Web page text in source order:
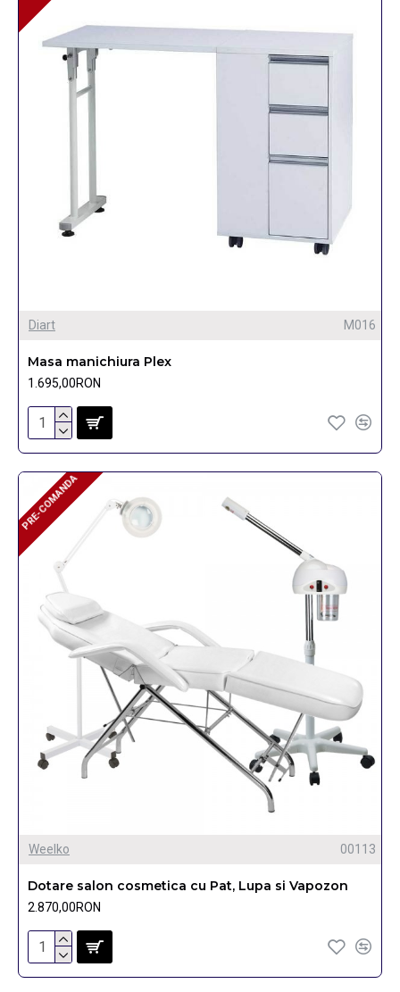
Diart M016
Masa manichiura Plex
1.695,00RON
PRE-COMANDA
PRE-COMANDA
Weelko 00113
Dotare salon cosmetica cu Pat, Lupa si Vapozon
2.870,00RON